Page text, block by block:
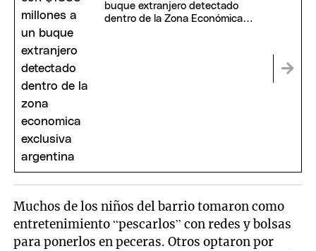
buque extranjero detectado
dentro de la Zona Económica
Muchos de los niños del barrio tomaron como
entretenimiento “pescarlos” con redes y bolsas
para ponerlos en peceras. Otros optaron por